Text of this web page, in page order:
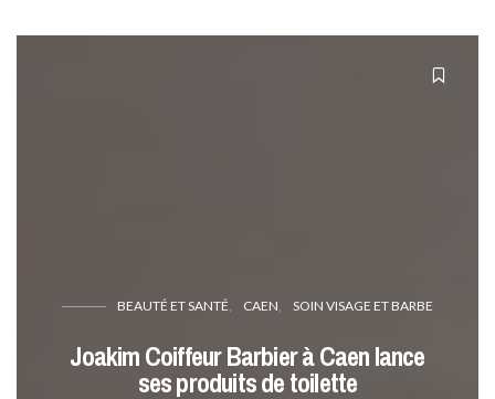
BEAUTÉ ET SANTÉ CAEN SOIN VISAGE ET BARBE
Joakim Coiffeur Barbier à Caen lance
ses produits de toilette